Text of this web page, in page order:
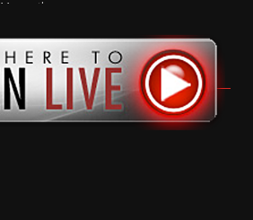
11 months ago